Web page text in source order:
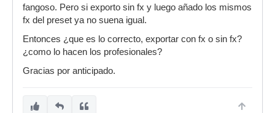
fangoso. Pero si exporto sin fx y luego añado los mismos
fx del preset ya no suena igual.
Entonces ¿que es lo correcto, exportar con fx o sin fx?
¿como lo hacen los profesionales?
Gracias por anticipado.